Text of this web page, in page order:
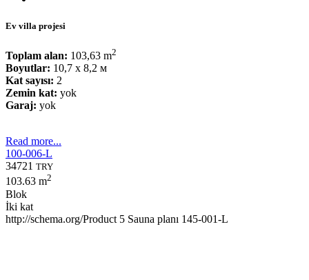
Ev villa projesi
Toplam alan: 103,63 m2
Boyutlar: 10,7 x 8,2 м
Kat sayısı: 2
Zemin kat: yok
Garaj: yok
Read more...
100-006-L
34721 TRY
103.63 m2
Blok
İki kat
http://schema.org/Product 5 Sauna planı 145-001-L